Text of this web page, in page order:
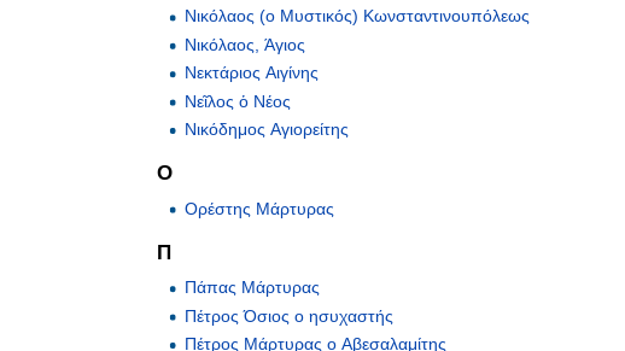
Νικόλαος (ο Μυστικός) Κωνσταντινουπόλεως
Νικόλαος, Άγιος
Νεκτάριος Αιγίνης
Νεῖλος ὁ Νέος
Νικόδημος Αγιορείτης
Ο
Ορέστης Μάρτυρας
Π
Πάπας Μάρτυρας
Πέτρος Όσιος ο ησυχαστής
Πέτρος Μάρτυρας ο Αβεσαλαμίτης